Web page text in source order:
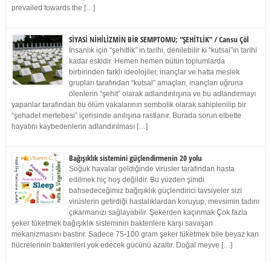
prevailed towards the […]
SİYASİ NİHİLİZMİN BİR SEMPTOMU; “ŞEHİTLİK” / Cansu Çöl
İnsanlık için “şehitlik” in tarihi, denilebilir ki “kutsal”ın tarihi
kadar eskidir. Hemen hemen bütün toplumlarda
birbirinden farklı ideolojiler, inançlar ve hatta meslek
grupları tarafından “kutsal” amaçları, inançları uğruna
ölenlerin “şehit” olarak adlandırılışına ve bu adlandırmayı
yapanlar tarafından bu ölüm vakalarının sembolik olarak sahiplenilip bir
“şehadet mertebesi” içerisinde anılışına rastlanır. Burada sorun elbette
hayatını kaybedenlerin adlandırılması […]
Bağışıklık sistemini güçlendirmenin 20 yolu
Soğuk havalar geldiğinde virüsler tarafından hasta
edilmek hiç hoş değildir. Bu yüzden şimdi
bahsedeceğimiz bağışıklık güçlendirici tavsiyeler sizi
virüslerin getirdiği hastalıklardan koruyup, mevsimin tadını
çıkarmanızı sağlayabilir. Şekerden kaçınmak Çok fazla
şeker tüketmek bağışıklık sisteminin bakterilere karşı savaşan
mekanizmasını bastırır. Sadece 75-100 gram şeker tüketmek bile beyaz kan
hücrelerinin bakterileri yok edecek gücünü azaltır. Doğal meyve […]